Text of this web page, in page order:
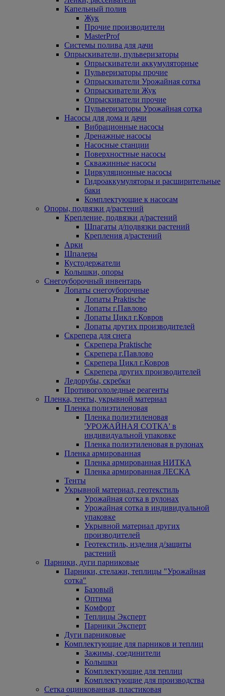
Капельный полив
Жук
Прочие производители
MasterProf
Системы полива для дачи
Опрыскиватели, пульверизаторы
Опрыскиватели аккумуляторные
Пульверизаторы прочие
Опрыскиватели Урожайная сотка
Опрыскиватели Жук
Опрыскиватели прочие
Пульверизаторы Урожайная сотка
Насосы для дома и дачи
Вибрационные насосы
Дренажные насосы
Насосные станции
Поверхностные насосы
Скважинные насосы
Циркуляционные насосы
Гидроаккумуляторы и расширительные
баки
Комплектующие к насосам
Опоры, подвязки д/растений
Крепление, подвязки д/растений
Шпагаты д/подвязки растений
Крепления д/растений
Арки
Шпалеры
Кустодержатели
Колышки, опоры
Снегоуборочный инвентарь
Лопаты снегоуборочные
Лопаты Praktische
Лопаты г.Павлово
Лопаты Цикл г.Ковров
Лопаты других производителей
Скрепера для снега
Скрепера Praktische
Скрепера г.Павлово
Скрепера Цикл г.Ковров
Скрепера других производителей
Ледорубы, скребки
Противогололедные реагенты
Пленка, тенты, укрывной материал
Пленка полиэтиленовая
Пленка полиэтиленовая
'УРОЖАЙНАЯ СОТКА' в
индивидуальной упаковке
Пленка полиэтиленовая в рулонах
Пленка армированная
Пленка армированная НИТКА
Пленка армированная ЛЕСКА
Тенты
Укрывной материал, геотекстиль
Урожайная сотка в рулонах
Урожайная сотка в индивидуальной
упаковке
Укрывной материал других
производителей
Геотекстиль, изделия д/защиты
растений
Парники, дуги парниковые
Парники, стелажи, теплицы "Урожайная
сотка"
Базовый
Оптима
Комфорт
Теплицы Эксперт
Парники Эксперт
Дуги парниковые
Комплектующие для парников и теплиц
Зажимы, соединители
Колышки
Комплектующие для теплиц
Комплектующие для производства
Сетка оцинкованная, пластиковая